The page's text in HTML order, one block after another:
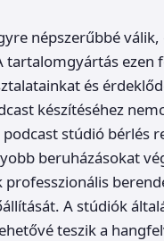
népszerűbbé
tartalomgyártás ezen
és
készítéséhez
stúdió bérlés
beruházásokat
A stúdiók
teszik a